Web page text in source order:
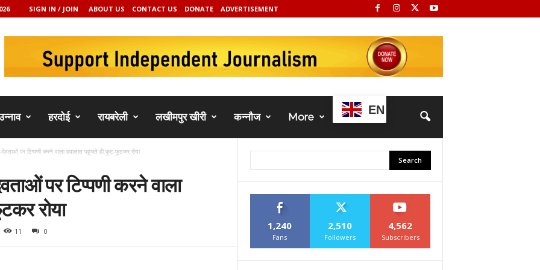
SIGN IN / JOIN ABOUT US CONTACT US DONATE ADVERTISEMENT
हरदोई रायबरेली लखीमपुर खीरी कन्नौज More
EN
पर टिप्पणी करने वाला हवालात पहुंचते ही फूट-फूटकर रोया
पर टिप्पणी करने वाला
रोया
11 0 1,240
Fans
2,510
Followers
4,562
Subscribers